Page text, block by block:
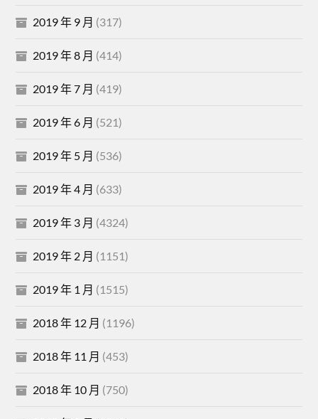
2019 年 9 月 (317)
2019 年 8 月 (414)
2019 年 7 月 (419)
2019 年 6 月 (521)
2019 年 5 月 (536)
2019 年 4 月 (633)
2019 年 3 月 (4324)
2019 年 2 月 (1151)
2019 年 1 月 (1515)
2018 年 12 月 (1196)
2018 年 11 月 (453)
2018 年 10 月 (750)